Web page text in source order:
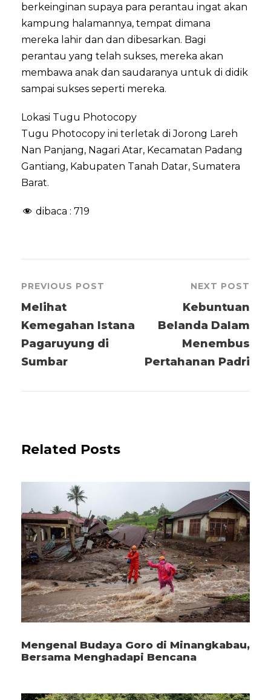
berkeinginan supaya para perantau ingat akan
kampung halamannya, tempat dimana
mereka lahir dan dan dibesarkan. Bagi
perantau yang telah sukses, mereka akan
membawa anak dan saudaranya untuk di didik
sampai sukses seperti mereka.
Lokasi Tugu Photocopy
Tugu Photocopy ini terletak di Jorong Lareh
Nan Panjang, Nagari Atar, Kecamatan Padang
Gantiang, Kabupaten Tanah Datar, Sumatera
Barat.
dibaca : 719
PREVIOUS POST
Melihat
Kemegahan Istana
Pagaruyung di
Sumbar
NEXT POST
Kebuntuan
Belanda Dalam
Menembus
Pertahanan Padri
Related Posts
Mengenal Budaya Goro di Minangkabau,
Bersama Menghadapi Bencana